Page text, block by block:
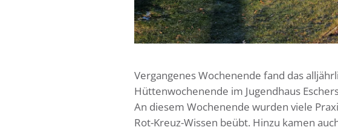
Vergangenes Wochenende fand das
Hüttenwochenende im Jugendhaus
An diesem Wochenende wurden viele
Rot-Kreuz-Wissen beübt. Hinzu kamen